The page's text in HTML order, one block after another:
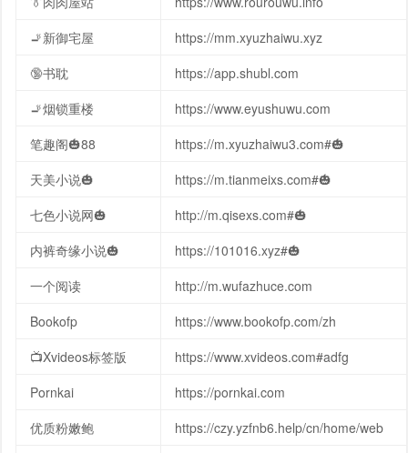
🚬新御宅屋
https://mm.xyuzhaiwu.xyz
🔞书耽
https://app.shubl.com
🚬烟锁重楼
https://www.eyushuwu.com
笔趣阁🎃88
https://m.xyuzhaiwu3.com#🎃
天美小说🎃
https://m.tianmeixs.com#🎃
七色小说网🎃
http://m.qisexs.com#🎃
内裤奇缘小说🎃
https://101016.xyz#🎃
一个阅读
http://m.wufazhuce.com
Bookofp
https://www.bookofp.com/zh
📺Xvideos标签版
https://www.xvideos.com#adfg
Pornkai
https://pornkai.com
优质粉嫩鲍
https://czy.yzfnb6.help/cn/home/web